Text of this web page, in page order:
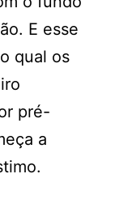
E esse
qual os
pré-
a